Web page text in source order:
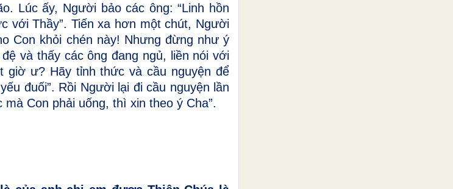
Lúc ấy, Người bảo các ông: “Linh hồn
với Thầy”. Tiến xa hơn một chút, Người
Con khỏi chén này! Nhưng đừng như ý
và thấy các ông đang ngủ, liền nói với
giờ ư? Hãy tỉnh thức và cầu nguyện để
đuối”. Rồi Người lại đi cầu nguyện lần
Con phải uống, thì xin theo ý Cha”.